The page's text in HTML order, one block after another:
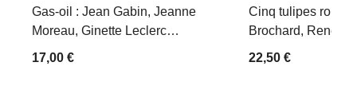
Gas-oil : Jean Gabin, Jeanne
Moreau, Ginette Leclerc…
17,00 €
Cinq tulipes
Brochard, René
22,50 €